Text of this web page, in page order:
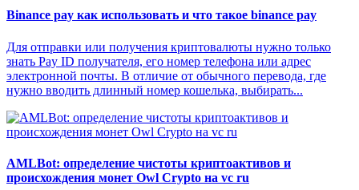
Binance pay как использовать и что такое binance pay
Для отправки или получения криптовалюты нужно только
знать Pay ID получателя, его номер телефона или адрес
электронной почты. В отличие от обычного перевода, где
нужно вводить длинный номер кошелька, выбирать...
AMLBot: определение чистоты криптоактивов и
происхождения монет Owl Crypto на vc ru